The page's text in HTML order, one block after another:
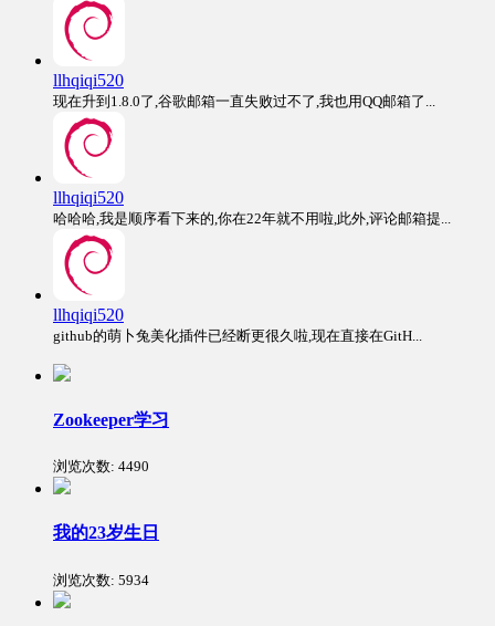
llhqiqi520
现在升到1.8.0了,谷歌邮箱一直失败过不了,我也用QQ邮箱了...
llhqiqi520
哈哈哈,我是顺序看下来的,你在22年就不用啦,此外,评论邮箱提...
llhqiqi520
github的萌卜兔美化插件已经断更很久啦,现在直接在GitH...
Zookeeper学习
浏览次数: 4490
我的23岁生日
浏览次数: 5934